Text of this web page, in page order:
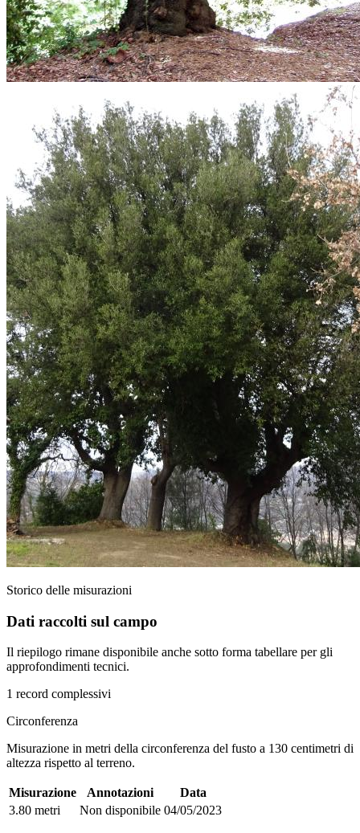
Storico delle misurazioni
Dati raccolti sul campo
Il riepilogo rimane disponibile anche sotto forma tabellare per gli
approfondimenti tecnici.
1 record complessivi
Circonferenza
Misurazione in metri della circonferenza del fusto a 130 centimetri di
altezza rispetto al terreno.
Misurazione Annotazioni
Data
3.80 metri
Non disponibile 04/05/2023